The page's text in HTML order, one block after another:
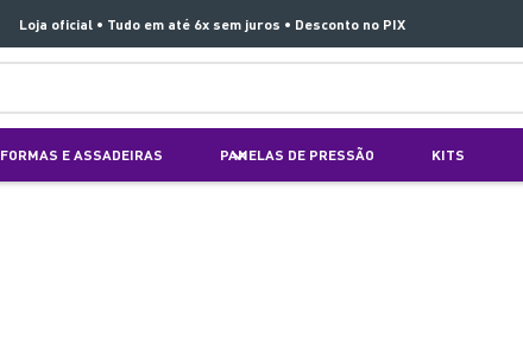
Loja oficial • Tudo em até 6x sem juros • Desconto no PIX
FORMAS E ASSADEIRAS PANELAS DE PRESSÃO KITS